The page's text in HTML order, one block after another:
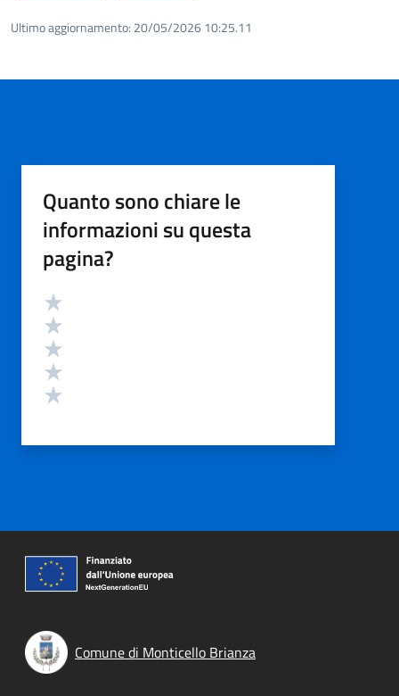
Ultimo aggiornamento: 20/05/2026 10:25.11
Quanto sono chiare le
informazioni su questa
pagina?
Valutazione
Comune di Monticello Brianza